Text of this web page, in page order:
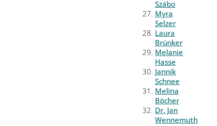
Szábo
Myra
Selzer
Laura
Brünker
Melanie
Hasse
Jannik
Schnee
Melina
Böcher
Dr. Jan
Wennemuth